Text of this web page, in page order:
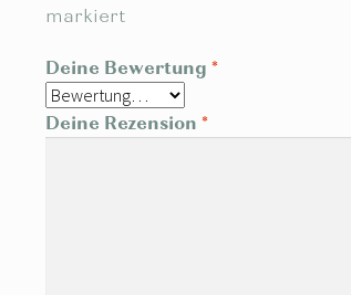
markiert
Deine Bewertung *
Deine Rezension *